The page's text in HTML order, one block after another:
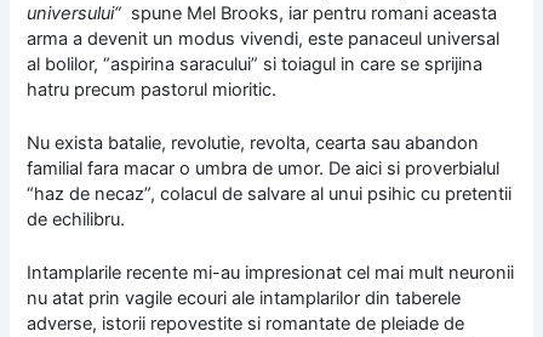
universului“spune Mel Brooks, iar pentru romani aceasta
arma a devenit un modus vivendi, este panaceul universal
al bolilor, “aspirina saracului” si toiagul in care se sprijina
hatru precum pastorul mioritic.
Nu exista batalie, revolutie, revolta, cearta sau abandon
familial fara macar o umbra de umor. De aici si proverbialul
“haz de necaz”, colacul de salvare al unui psihic cu pretentii
de echilibru.
Intamplarile recente mi-au impresionat cel mai mult neuronii
nu atat prin vagile ecouri ale intamplarilor din taberele
adverse, istorii repovestite si romantate de pleiade de